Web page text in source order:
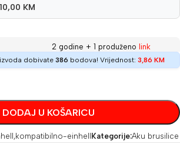
10,00 KM
2 godine + 1 produženo link
dobivate 386 bodova! Vrijednost: 3,86 KM
DODAJ U KOŠARICU
,kompatibilno-einhell Kategorije:Aku brusilice